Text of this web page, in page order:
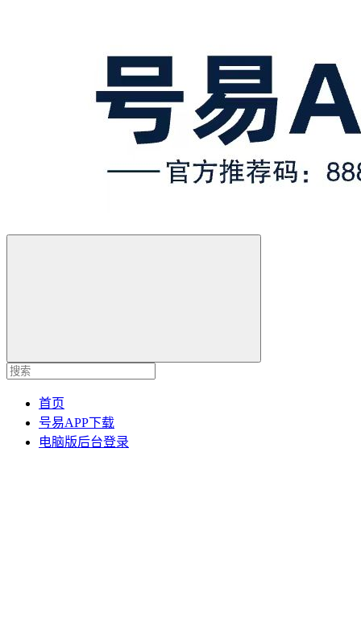
首页
号易APP下载
电脑版后台登录